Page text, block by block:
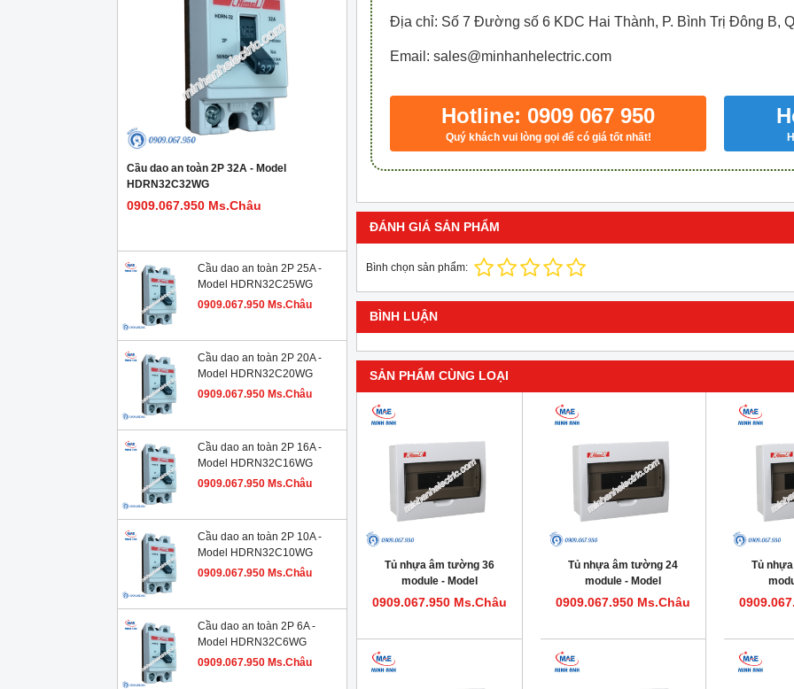
Cầu dao an toàn 2P 32A - Model
HDRN32C32WG
0909.067.950 Ms.Châu
Cầu dao an toàn 2P 25A -
Model HDRN32C25WG
0909.067.950 Ms.Châu
Cầu dao an toàn 2P 20A -
Model HDRN32C20WG
0909.067.950 Ms.Châu
Cầu dao an toàn 2P 16A -
Model HDRN32C16WG
0909.067.950 Ms.Châu
Cầu dao an toàn 2P 10A -
Model HDRN32C10WG
0909.067.950 Ms.Châu
Cầu dao an toàn 2P 6A -
Model HDRN32C6WG
0909.067.950 Ms.Châu
Địa chỉ: Số 7 Đường số 6 KDC Hai Thành, P. Bình Trị Đông B,
Email: sales@minhanhelectric.com
Hotline: 0909 067 950
Quý khách vui lòng gọi để có giá tốt nhất!
ĐÁNH GIÁ SẢN PHẨM
Bình chọn sản phẩm:
BÌNH LUẬN
SẢN PHẨM CÙNG LOẠI
Tủ nhựa âm tường 36
module - Model
HDPZ50PR36IP30F
0909.067.950 Ms.Châu
Tủ nhựa âm tường 24
module - Model
HDPZ50PR24IP30F
0909.067.950 Ms.Châu
Tủ